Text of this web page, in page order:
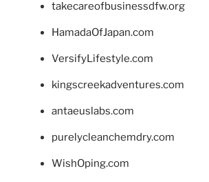
takecareofbusinessdfw.org
HamadaOfJapan.com
VersifyLifestyle.com
kingscreekadventures.com
antaeuslabs.com
purelycleanchemdry.com
WishOping.com